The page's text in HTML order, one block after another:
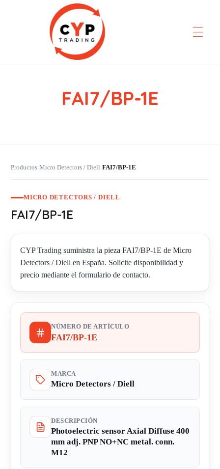
CYP Trading
FAI7/BP-1E
Productos›Micro Detectors / Diell›FAI7/BP-1E
MICRO DETECTORS / DIELL
FAI7/BP-1E
CYP Trading suministra la pieza FAI7/BP-1E de Micro
Detectors / Diell en España. Solicite disponibilidad y
precio mediante el formulario de contacto.
NÚMERO DE ARTÍCULO
FAI7/BP-1E
MARCA
Micro Detectors / Diell
DESCRIPCIÓN
Photoelectric sensor Axial Diffuse 400
mm adj. PNP NO+NC metal. conn.
M12